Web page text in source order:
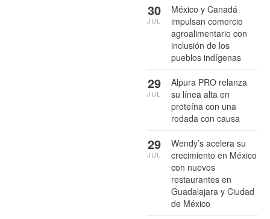
México y Canadá
impulsan comercio
agroalimentario con
inclusión de los
pueblos indígenas
30
JUL
Alpura PRO relanza
su línea alta en
proteína con una
rodada con causa
29
JUL
Wendy’s acelera su
crecimiento en México
con nuevos
restaurantes en
Guadalajara y Ciudad
de México
29
JUL